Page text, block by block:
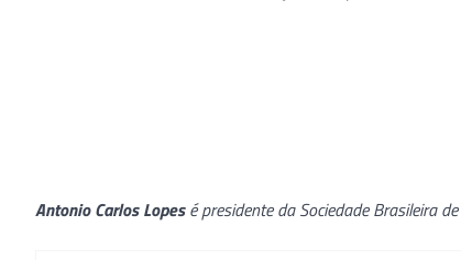
Antonio Carlos Lopesé presidente da Sociedade Brasileira